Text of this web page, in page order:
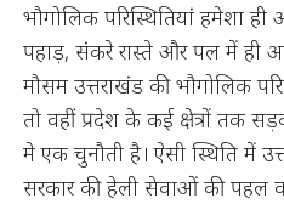
भौगोलिक परिस्थितियां हमेशा
पहाड़, संकरे रास्ते और पल में ही
मौसम उत्तराखंड की भौगोलिक
तो वहीं प्रदेश के कई क्षेत्रों तक
मे एक चुनौती है। ऐसी स्थिति में
सरकार की हेली सेवाओं की पहल